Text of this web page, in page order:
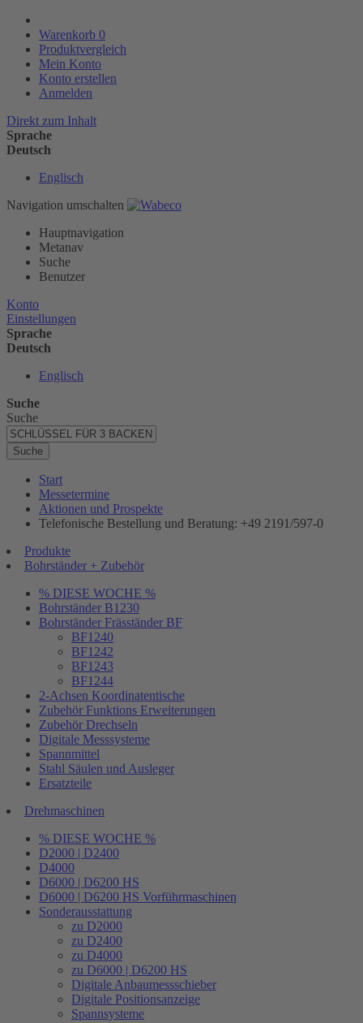
Warenkorb 0
Produktvergleich
Mein Konto
Konto erstellen
Anmelden
Direkt zum Inhalt
Sprache
Deutsch
Englisch
Navigation umschalten
Hauptnavigation
Metanav
Suche
Benutzer
Konto
Einstellungen
Sprache
Deutsch
Englisch
Suche
Suche
Suche
Start
Messetermine
Aktionen und Prospekte
Telefonische Bestellung und Beratung: +49 2191/597-0
Produkte
Bohrständer + Zubehör
% DIESE WOCHE %
Bohrständer B1230
Bohrständer Fräsständer BF
BF1240
BF1242
BF1243
BF1244
2-Achsen Koordinatentische
Zubehör Funktions Erweiterungen
Zubehör Drechseln
Digitale Messsysteme
Spannmittel
Stahl Säulen und Ausleger
Ersatzteile
Drehmaschinen
% DIESE WOCHE %
D2000 | D2400
D4000
D6000 | D6200 HS
D6000 | D6200 HS Vorführmaschinen
Sonderausstattung
zu D2000
zu D2400
zu D4000
zu D6000 | D6200 HS
Digitale Anbaumessschieber
Digitale Positionsanzeige
Spannsysteme